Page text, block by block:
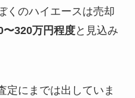
くのハイエースは売却
〜320万円程度と見込み
定にまでは出していま